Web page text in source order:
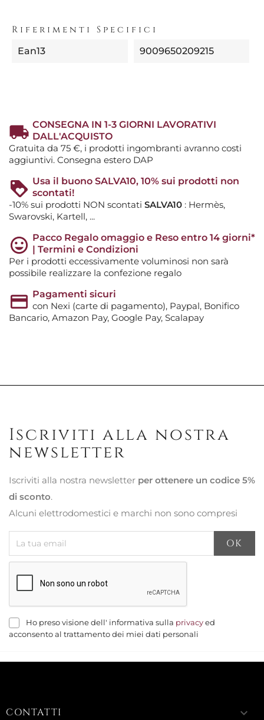
Riferimenti Specifici
Ean13 9009650209215
CONSEGNA IN 1-3 GIORNI LAVORATIVI
DALL'ACQUISTO
Gratuita da 75 €, i prodotti ingombranti avranno costi
aggiuntivi. Consegna estero DAP
Usa il buono SALVA10, 10% sui prodotti non
scontati!
-10% sui prodotti NON scontati SALVA10 : Hermès,
Swarovski, Kartell, ...
Pacco Regalo omaggio e Reso entro 14 giorni*
| Termini e Condizioni
Per i prodotti eccessivamente voluminosi non sarà
possibile realizzare la confezione regalo
Pagamenti sicuri
con Nexi (carte di pagamento), Paypal, Bonifico
Bancario, Amazon Pay, Google Pay, Scalapay
Iscriviti alla nostra
newsletter
Iscriviti alla nostra newsletter per ottenere un codice 5%
di sconto.
Alcuni elettrodomestici e marchi non sono compresi
Ho preso visione dell' informativa sulla privacy ed
acconsento al trattamento dei miei dati personali
CONTATTI keyboard_arrow_down